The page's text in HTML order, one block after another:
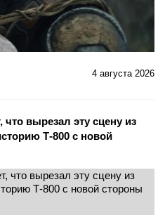
4 августа 2026
вырезал эту сцену из
Т-800 с новой